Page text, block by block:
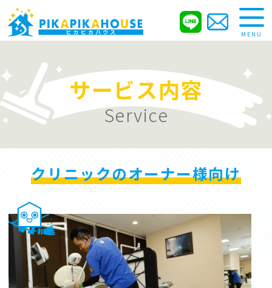
MENU
サービス内容 お試し清掃
清掃の流れ
Flow
こだわり
Promise
ブログ
Blog
求人情報
サービス内容
Service
クリニックのオーナー様向け